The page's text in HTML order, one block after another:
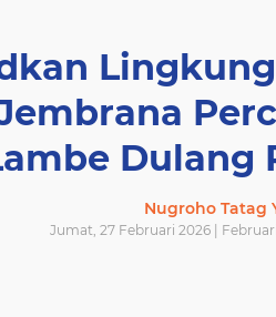
Dulang
Nugroho Tatag
Jumat, 27 Februari 2026 | Februari